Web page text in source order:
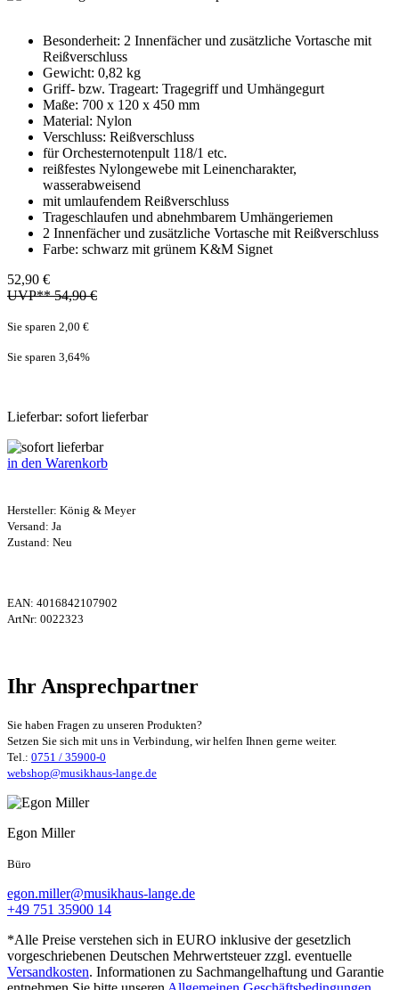
Besonderheit: 2 Innenfächer und zusätzliche Vortasche mit
Reißverschluss
Gewicht: 0,82 kg
Griff- bzw. Trageart: Tragegriff und Umhängegurt
Maße: 700 x 120 x 450 mm
Material: Nylon
Verschluss: Reißverschluss
für Orchesternotenpult 118/1 etc.
reißfestes Nylongewebe mit Leinencharakter,
wasserabweisend
mit umlaufendem Reißverschluss
Trageschlaufen und abnehmbarem Umhängeriemen
2 Innenfächer und zusätzliche Vortasche mit Reißverschluss
Farbe: schwarz mit grünem K&M Signet
52,90 €
UVP** 54,90 €
Sie sparen 2,00 €
Sie sparen 3,64%
Lieferbar: sofort lieferbar
in den Warenkorb
Hersteller: König & Meyer
Versand: Ja
Zustand: Neu
EAN: 4016842107902
ArtNr: 0022323
Ihr Ansprechpartner
Sie haben Fragen zu unseren Produkten?
Setzen Sie sich mit uns in Verbindung, wir helfen Ihnen gerne weiter.
Tel.: 0751 / 35900-0
webshop@musikhaus-lange.de
Egon Miller
Büro
egon.miller@musikhaus-lange.de
+49 751 35900 14
*Alle Preise verstehen sich in EURO inklusive der gesetzlich
vorgeschriebenen Deutschen Mehrwertsteuer zzgl. eventuelle
Versandkosten. Informationen zu Sachmangelhaftung und Garantie